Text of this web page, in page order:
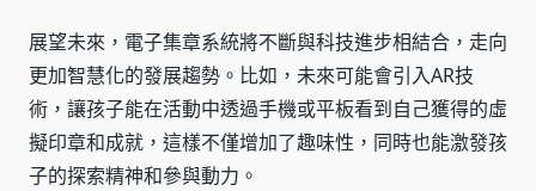
展望未來，電子集章系統將不斷與科技進步相結合，走向
更加智慧化的發展趨勢。比如，未來可能會引入AR技
術，讓孩子能在活動中透過手機或平板看到自己獲得的虛
擬印章和成就，這樣不僅增加了趣味性，同時也能激發孩
子的探索精神和參與動力。